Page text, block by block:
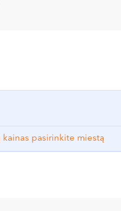
pasirinkite miestą